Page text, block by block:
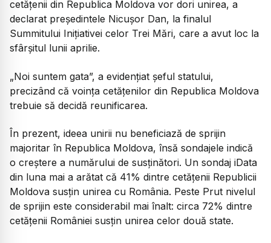
cetățenii din Republica Moldova vor dori unirea, a
declarat președintele Nicușor Dan, la finalul
Summitului Inițiativei celor Trei Mări, care a avut loc la
sfârșitul lunii aprilie.
„Noi suntem gata”, a evidențiat șeful statului,
precizând că voința cetățenilor din Republica Moldova
trebuie să decidă reunificarea.
În prezent, ideea unirii nu beneficiază de sprijin
majoritar în Republica Moldova, însă sondajele indică
o creștere a numărului de susținători. Un sondaj iData
din luna mai a arătat că 41% dintre cetățenii Republicii
Moldova susțin unirea cu România. Peste Prut nivelul
de sprijin este considerabil mai înalt: circa 72% dintre
cetățenii României susțin unirea celor două state.